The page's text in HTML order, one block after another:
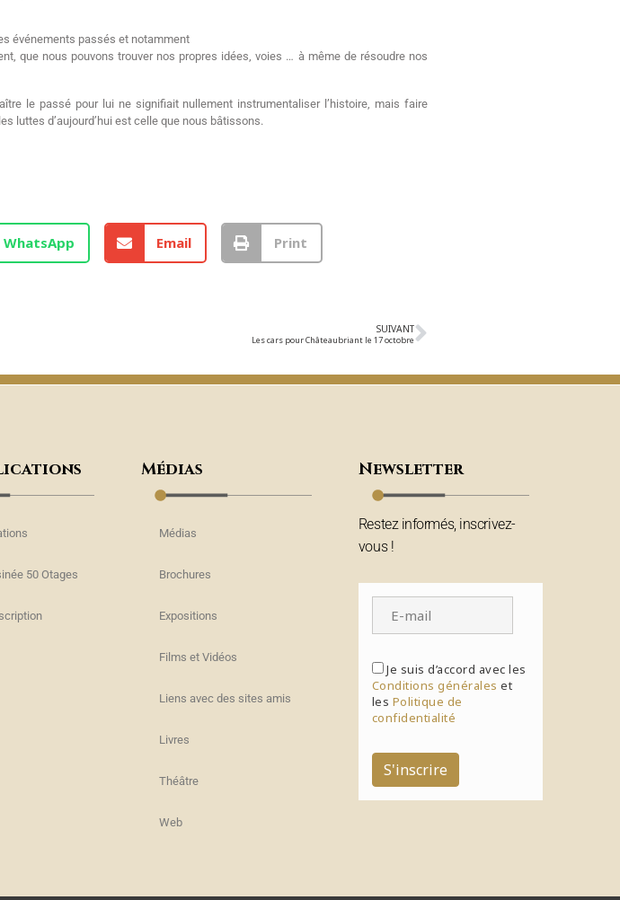
événements passés et notamment
que nous pouvons trouver nos propres idées, voies … à même de résoudre nos
le passé pour lui ne signifiait nullement instrumentaliser l’histoire, mais faire
luttes d’aujourd’hui est celle que nous bâtissons.
WhatsApp Email Print
SUIVANT
Les cars pour Châteaubriant le 17 octobre
50 Otages
Médias
Médias
Brochures
Expositions
Films et Vidéos
Liens avec des sites amis
Livres
Théâtre
Web
Newsletter
Restez informés, inscrivez-
vous !
Je suis d’accord avec les
Conditions générales et
les Politique de
confidentialité
S'inscrire